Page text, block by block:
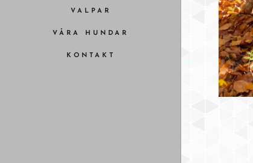
VALPAR
VÅRA HUNDAR
KONTAKT